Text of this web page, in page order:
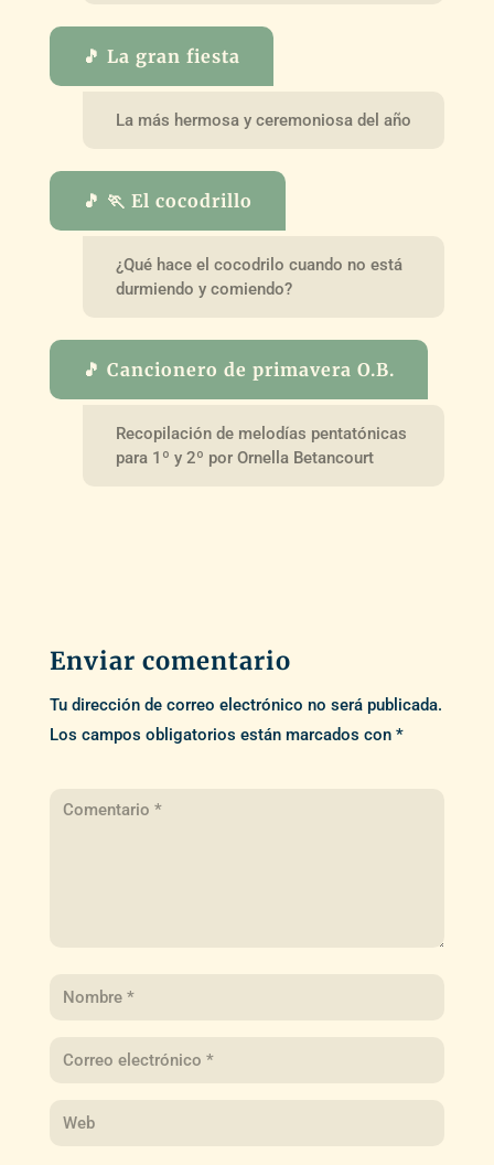
🎵 La gran fiesta
La más hermosa y ceremoniosa del año
🎵 🏃 El cocodrillo
¿Qué hace el cocodrilo cuando no está
durmiendo y comiendo?
🎵 Cancionero de primavera O.B.
Recopilación de melodías pentatónicas
para 1º y 2º por Ornella Betancourt
Enviar comentario
Tu dirección de correo electrónico no será publicada.
Los campos obligatorios están marcados con *